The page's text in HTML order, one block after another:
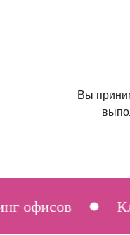
Вы
офисов